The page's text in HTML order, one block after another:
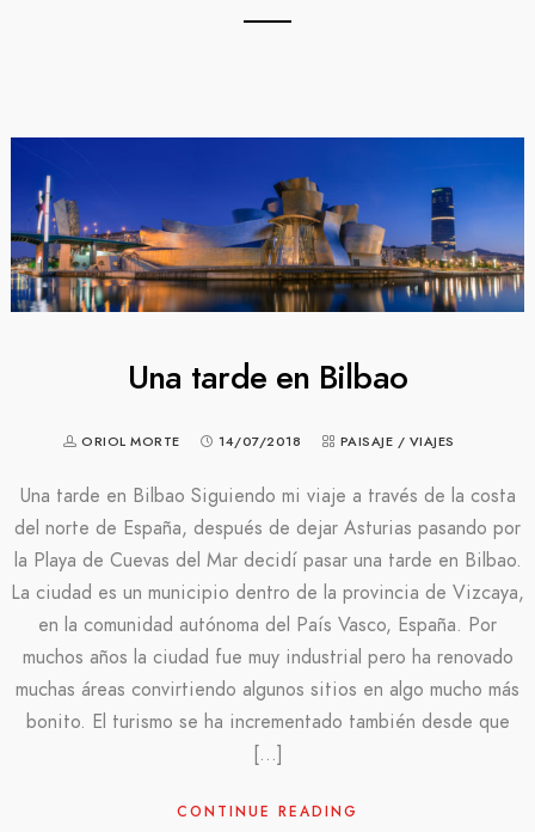
Una tarde en Bilbao
ORIOL MORTE 14/07/2018 PAISAJE / VIAJES
Una tarde en Bilbao Siguiendo mi viaje a través de la costa
del norte de España, después de dejar Asturias pasando por
la Playa de Cuevas del Mar decidí pasar una tarde en Bilbao.
La ciudad es un municipio dentro de la provincia de Vizcaya,
en la comunidad autónoma del País Vasco, España. Por
muchos años la ciudad fue muy industrial pero ha renovado
muchas áreas convirtiendo algunos sitios en algo mucho más
bonito. El turismo se ha incrementado también desde que
[…]
CONTINUE READING